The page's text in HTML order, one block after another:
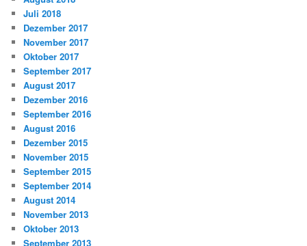
Juli 2018
Dezember 2017
November 2017
Oktober 2017
September 2017
August 2017
Dezember 2016
September 2016
August 2016
Dezember 2015
November 2015
September 2015
September 2014
August 2014
November 2013
Oktober 2013
September 2013